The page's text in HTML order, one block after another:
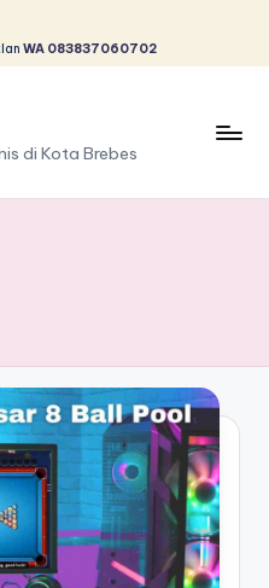
WA 083837060702
di Kota Brebes